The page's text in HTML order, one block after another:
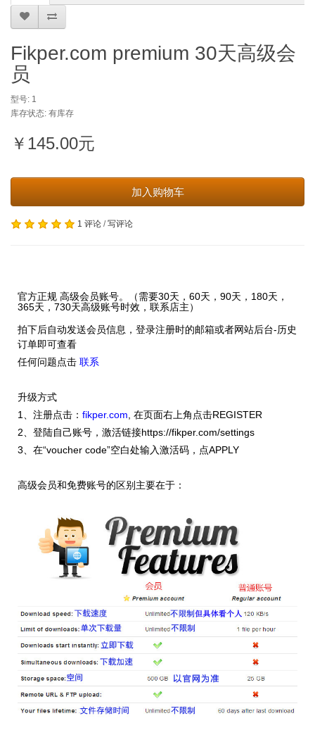
Fikper.com premium 30天高级会
员
型号: 1
库存状态: 有库存
￥145.00元
加入购物车
1 评论 /写评论
官方正规 高级会员账号。（需要30天，60天，90天，180天，
365天，730天高级账号时效，联系店主）
拍下后自动发送会员信息 ，登录注册时的邮箱或者网站后台-历史
订单即可查看
任何问题点击 联系
升级方式
1、注册点击： fikper.com , 在页面右上角点击REGISTER
2、登陆自己账号，激活链接https://fikper.com/settings
3、在“voucher code”空白处输入激活码，点APPLY
高级会员和免费账号的区别主要在于：